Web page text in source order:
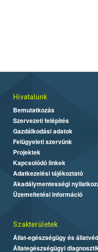
Hivatalunk
Bemutatkozás
Szervezeti felépítés
Gazdálkodási adatok
Felügyeleti szervünk
Projektek
Kapcsolódó linkek
Adatkezelési tájékoztató
Akadálymentességi
Üzemeltetési információ
Szakterületek
Állat-egészségügy és
Állategészségügyi